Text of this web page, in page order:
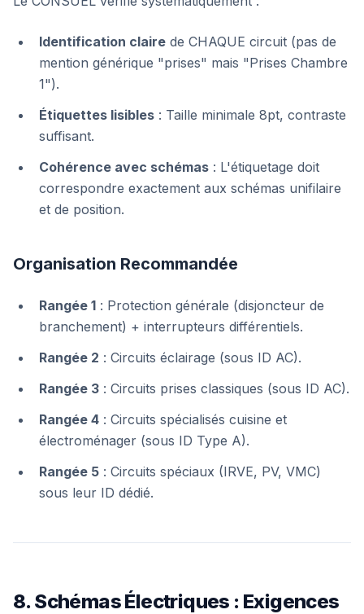
Identification claire de CHAQUE circuit (pas de
mention générique "prises" mais "Prises Chambre
1").
Étiquettes lisibles : Taille minimale 8pt, contraste
suffisant.
Cohérence avec schémas : L'étiquetage doit
correspondre exactement aux schémas unifilaire
et de position.
Organisation Recommandée
Rangée 1 : Protection générale (disjoncteur de
branchement) + interrupteurs différentiels.
Rangée 2 : Circuits éclairage (sous ID AC).
Rangée 3 : Circuits prises classiques (sous ID AC).
Rangée 4 : Circuits spécialisés cuisine et
électroménager (sous ID Type A).
Rangée 5 : Circuits spéciaux (IRVE, PV, VMC)
sous leur ID dédié.
8. Schémas Électriques : Exigences